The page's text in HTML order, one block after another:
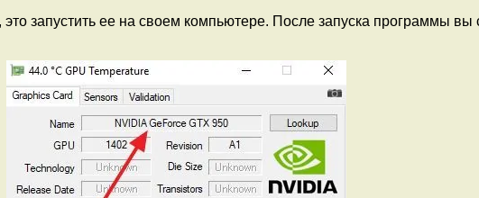
запустить ее на своем компьютере. После запуска программы